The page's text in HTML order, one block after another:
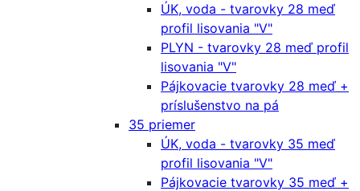
ÚK, voda - tvarovky 28 meď
profil lisovania "V"
PLYN - tvarovky 28 meď profil
lisovania "V"
Pájkovacie tvarovky 28 meď +
príslušenstvo na pá
35 priemer
ÚK, voda - tvarovky 35 meď
profil lisovania "V"
Pájkovacie tvarovky 35 meď +